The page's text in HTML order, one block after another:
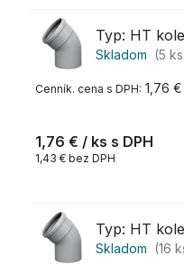
Typ: HT
Skladom (5
1,76
1,76 € / ks
1,43 € bez DPH
Typ: HT
Skladom (16